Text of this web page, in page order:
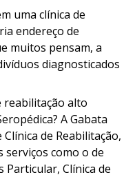
uma clínica de
endereço de
muitos pensam, a
diagnosticados
reabilitação alto
A Gabata
de Reabilitação,
como o de
Particular, Clínica de